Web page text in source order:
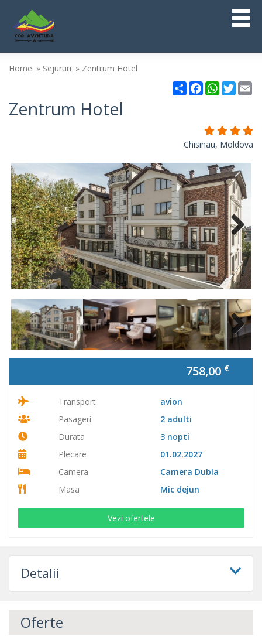
Home Sejururi Zentrum Hotel
Partajare
Facebook
Zentrum Hotel
Chisinau, Moldova
Next
Next
758,00 €
Transport
avion
Pasageri
2 adulti
Durata
3 nopti
Plecare
01.02.2027
Camera
Camera Dubla
Masa
Mic dejun
Vezi ofertele
Detalii
Oferte